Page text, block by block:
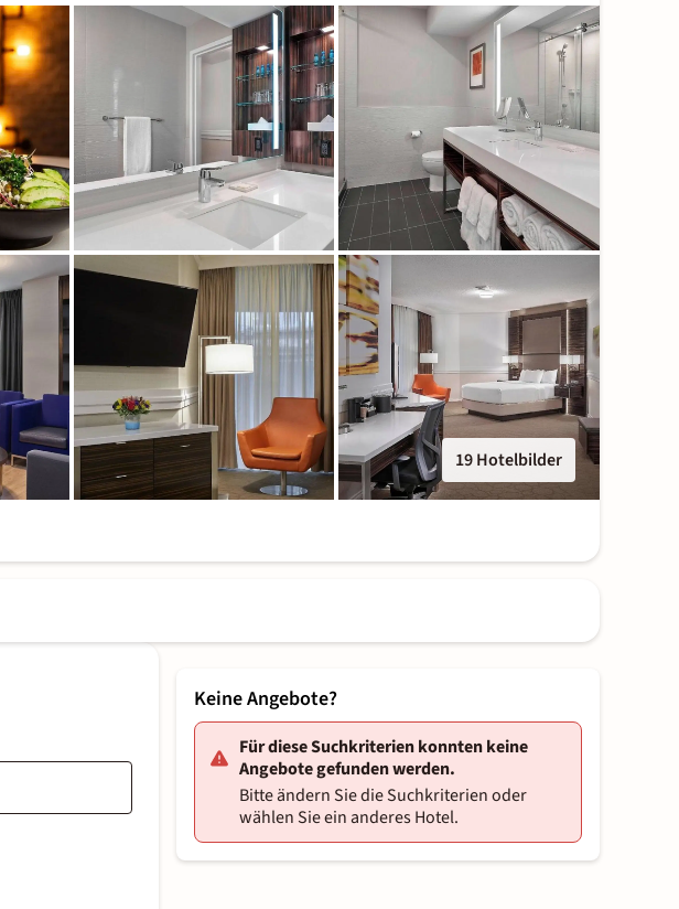
19 Hotelbilder
Keine Angebote?
Für diese Suchkriterien konnten keine
Angebote gefunden werden.
Bitte ändern Sie die Suchkriterien oder
wählen Sie ein anderes Hotel.